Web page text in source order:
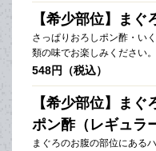
【希少部位】ま
さっぱりおろしポン酢・い
類の味でお楽しみください。
548円（税込）
【希少部位】ま
ポン酢（レギュラ
まぐろのお腹の部位にある